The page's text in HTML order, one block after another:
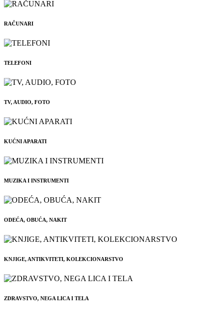
RAČUNARI
TELEFONI
TV, AUDIO, FOTO
KUĆNI APARATI
MUZIKA I INSTRUMENTI
ODEĆA, OBUĆA, NAKIT
KNJIGE, ANTIKVITETI, KOLEKCIONARSTVO
ZDRAVSTVO, NEGA LICA I TELA